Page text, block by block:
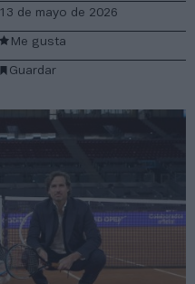
13 de mayo de 2026
Guardar
Me gusta